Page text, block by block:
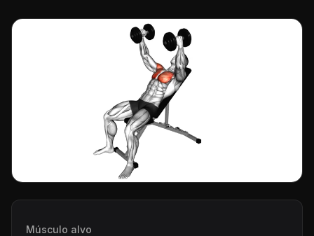
Músculo alvo